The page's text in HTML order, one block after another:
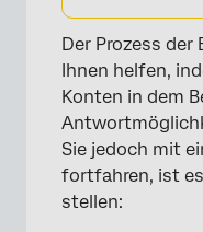
Der Prozess
Ihnen helfen,
Konten in dem
Sie jedoch mit
fortfahren, ist
stellen: